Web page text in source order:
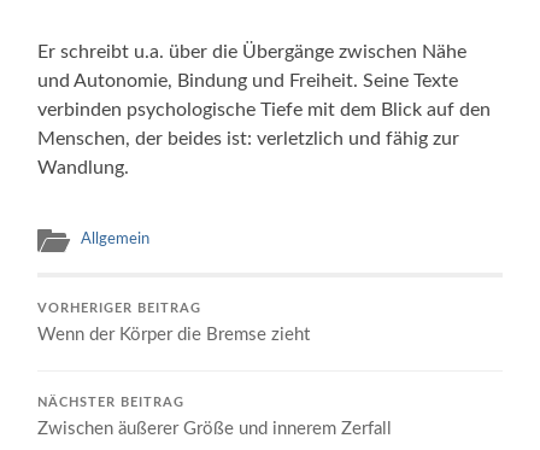
Er schreibt u.a. über die Übergänge zwischen Nähe
und Autonomie, Bindung und Freiheit. Seine Texte
verbinden psychologische Tiefe mit dem Blick auf den
Menschen, der beides ist: verletzlich und fähig zur
Wandlung.
Allgemein
VORHERIGER BEITRAG
Wenn der Körper die Bremse zieht
NÄCHSTER BEITRAG
Zwischen äußerer Größe und innerem Zerfall